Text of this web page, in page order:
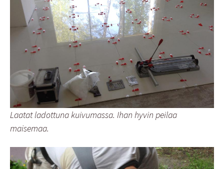
Laatat ladottuna kuivumassa. Ihan hyvin peilaa
maisemaa.